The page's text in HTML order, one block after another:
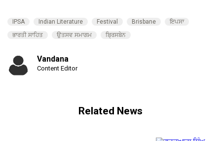
IPSA Indian Literature Festival Brisbane
ਇਪਸਾ
ਭਾਰਤੀ ਸਾਹਿਤ
ਉਤਸਵ ਸਮਾਗਮ ਬ੍ਰਿਸਬੇਨ
Vandana
Content Editor
Related News